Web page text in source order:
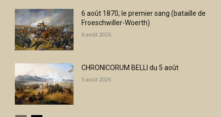
6 août 1870, le premier sang (bataille de
Froeschwiller-Woerth)
6 août 2026
CHRONICORUM BELLI du 5 août
5 août 2026